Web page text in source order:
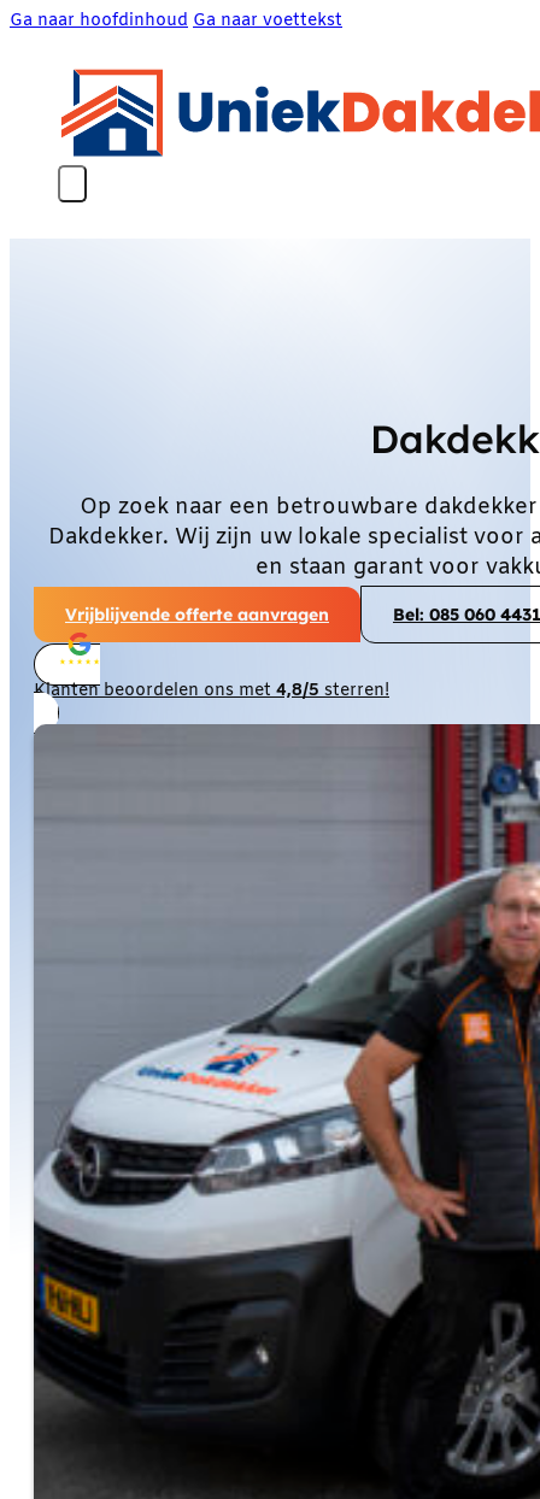
Ga naar hoofdinhoud Ga naar voettekst
Op zoek naar een betrouwbare
Dakdekker. Wij zijn uw lokale specialist
en staan garant voor
Vrijblijvende offerte aanvragen Bel: 085 060 4431
Klanten beoordelen ons met4,8/5sterren!